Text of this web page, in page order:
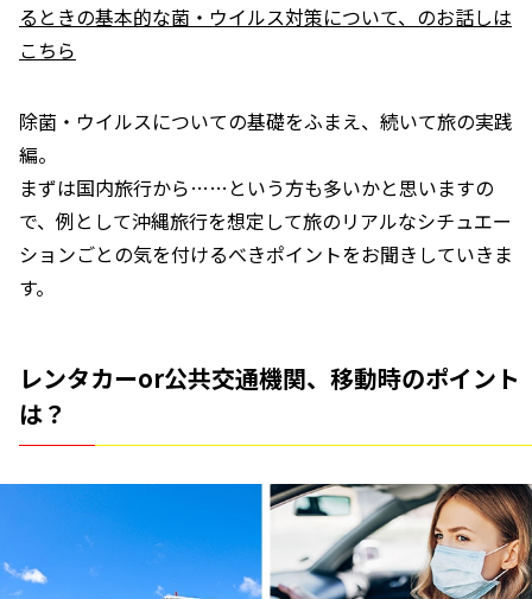
るときの基本的な菌・ウイルス対策について、のお話しは
こちら
除菌・ウイルスについての基礎をふまえ、続いて旅の実践
編。
まずは国内旅行から……という方も多いかと思いますの
で、例として沖縄旅行を想定して旅のリアルなシチュエー
ションごとの気を付けるべきポイントをお聞きしていきま
す。
レンタカーor公共交通機関、移動時のポイント
は？